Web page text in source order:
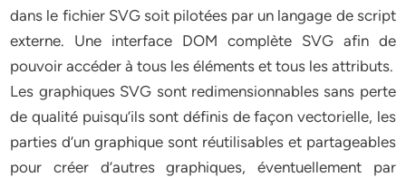
dans le fichier SVG soit pilotées par un langage de script
externe. Une interface DOM complète SVG afin de
pouvoir accéder à tous les éléments et tous les attributs.
Les graphiques SVG sont redimensionnables sans perte
de qualité puisqu’ils sont définis de façon vectorielle, les
parties d’un graphique sont réutilisables et partageables
pour créer d’autres graphiques, éventuellement par